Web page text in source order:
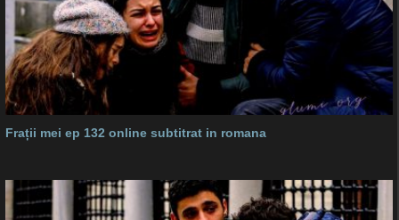
Frații mei ep 132 online subtitrat in romana